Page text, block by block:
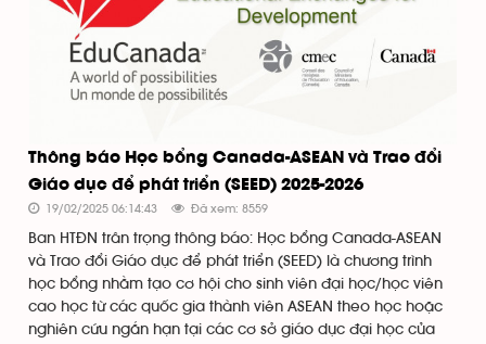
Thông báo Học bổng Canada-ASEAN và Trao đổi
Giáo dục để phát triển (SEED) 2025-2026
19/02/2025 06:14:43 Đã xem: 8559
Ban HTĐN trân trọng thông báo: Học bổng Canada-ASEAN
và Trao đổi Giáo dục để phát triển (SEED) là chương trình
học bổng nhằm tạo cơ hội cho sinh viên đại học/học viên
cao học từ các quốc gia thành viên ASEAN theo học hoặc
nghiên cứu ngắn hạn tại các cơ sở giáo dục đại học của